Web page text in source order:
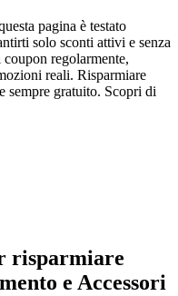
pagina è testato
solo sconti attivi e senza
regolarmente,
reali. Risparmiare
sempre gratuito. Scopri di
risparmiare
e Accessori